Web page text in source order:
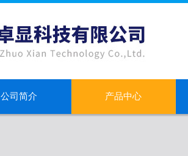
公司简介 产品中心